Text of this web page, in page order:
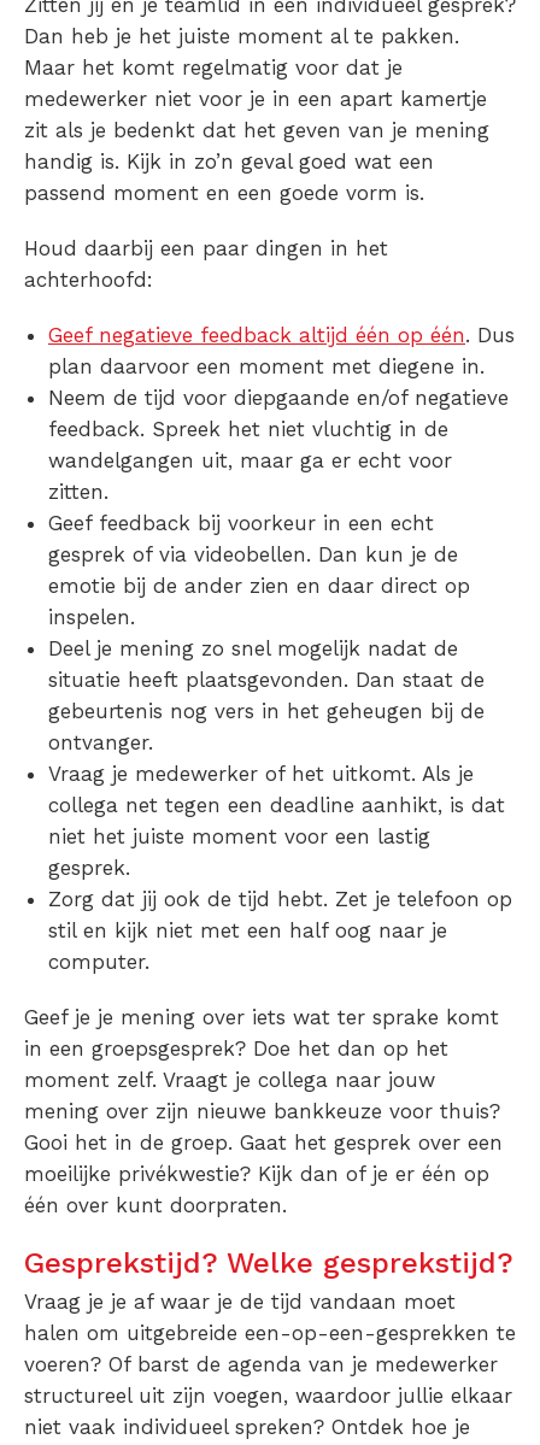
Zitten jij en je teamlid in een individueel gesprek?
Dan heb je het juiste moment al te pakken.
Maar het komt regelmatig voor dat je
medewerker niet voor je in een apart kamertje
zit als je bedenkt dat het geven van je mening
handig is. Kijk in zo’n geval goed wat een
passend moment en een goede vorm is.
Houd daarbij een paar dingen in het
achterhoofd:
Geef negatieve feedback altijd één op één. Dus
plan daarvoor een moment met diegene in.
Neem de tijd voor diepgaande en/of negatieve
feedback. Spreek het niet vluchtig in de
wandelgangen uit, maar ga er echt voor
zitten.
Geef feedback bij voorkeur in een echt
gesprek of via videobellen. Dan kun je de
emotie bij de ander zien en daar direct op
inspelen.
Deel je mening zo snel mogelijk nadat de
situatie heeft plaatsgevonden. Dan staat de
gebeurtenis nog vers in het geheugen bij de
ontvanger.
Vraag je medewerker of het uitkomt. Als je
collega net tegen een deadline aanhikt, is dat
niet het juiste moment voor een lastig
gesprek.
Zorg dat jij ook de tijd hebt. Zet je telefoon op
stil en kijk niet met een half oog naar je
computer.
Geef je je mening over iets wat ter sprake komt
in een groepsgesprek? Doe het dan op het
moment zelf. Vraagt je collega naar jouw
mening over zijn nieuwe bankkeuze voor thuis?
Gooi het in de groep. Gaat het gesprek over een
moeilijke privékwestie? Kijk dan of je er één op
één over kunt doorpraten.
Gesprekstijd? Welke gesprekstijd?
Vraag je je af waar je de tijd vandaan moet
halen om uitgebreide een-op-een-gesprekken te
voeren? Of barst de agenda van je medewerker
structureel uit zijn voegen, waardoor jullie elkaar
niet vaak individueel spreken? Ontdek hoe je